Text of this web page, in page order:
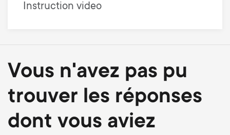
Instruction video
Vous n'avez pas pu
trouver les réponses
dont vous aviez